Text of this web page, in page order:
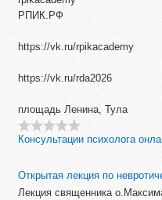
РПИК.РФ
https://vk.ru/rpikacademy
https://vk.ru/rda2026
площадь Ленина, Тула
Консультации психолога
Открытая лекция по
Лекция священника